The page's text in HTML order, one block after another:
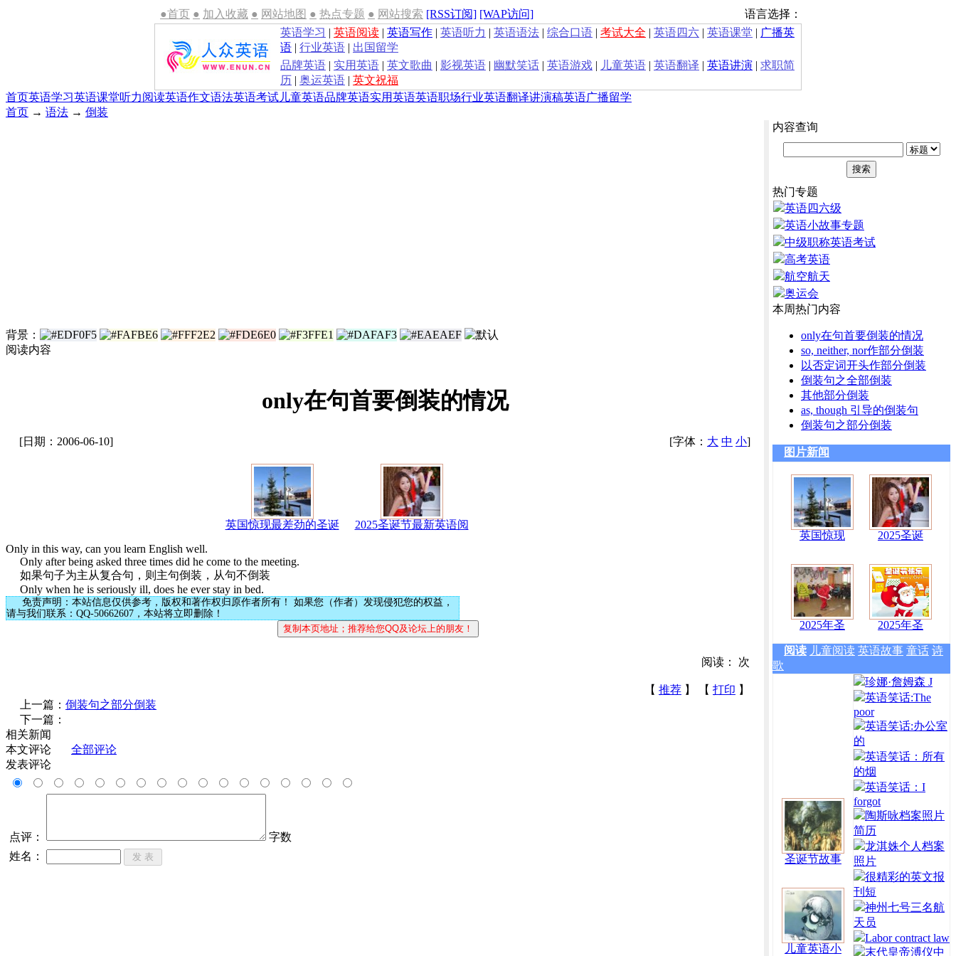
●首页 ● 加入收藏 ● 网站地图 ● 热点专题 ● 网站搜索 [RSS订阅] [WAP访问]
语言选择：
英语学习 | 英语阅读 | 英语写作 | 英语听力 | 英语语法 | 综合口语 | 考试大全 | 英语四六 | 英语课堂 | 广播英
语 | 行业英语 | 出国留学
品牌英语 | 实用英语 | 英文歌曲 | 影视英语 | 幽默笑话 | 英语游戏 | 儿童英语 | 英语翻译 | 英语讲演 | 求职简
历 | 奥运英语 | 英文祝福
首页英语学习英语课堂听力阅读英语作文语法英语考试 儿童英语品牌英语实用英语英语职场行业英语翻译讲演稿英语广播留学
首页 → 语法 → 倒装
背景：
阅读内容
only在句首要倒装的情况
[日期：2006-06-10] [字体： 大 中 小]
英国惊现最差劲的圣诞
2025圣诞节最新英语阅
Only in this way, can you learn English well.
Only after being asked three times did he come to the meeting.
如果句子为主从复合句，则主句倒装，从句不倒装
Only when he is seriously ill, does he ever stay in bed.
免责声明：本站信息仅供参考，版权和著作权归原作者所有！ 如果您（作者）发现侵犯您的权益，
请与我们联系：QQ-50662607，本站将立即删除！
阅读： 次
【 推荐 】 【 打印 】
上一篇： 倒装句之部分倒装
下一篇：
相关新闻
本文评论
全部评论
发表评论
点评：
字数
姓名：
内容查询
热门专题
英语四六级
英语小故事专题
中级职称英语考试
高考英语
航空航天
奥运会
本周热门内容
only在句首要倒装的情况
so, neither, nor作部分倒装
以否定词开头作部分倒装
倒装句之全部倒装
其他部分倒装
as, though 引导的倒装句
倒装句之部分倒装
图片新闻
英国惊现 2025圣诞
2025年圣 2025年圣
阅读 儿童阅读 英语故事 童话 诗
歌
圣诞节故事
儿童英语小
珍娜·詹姆森 J
英语笑话:The
poor
英语笑话:办公室
的
英语笑话：所有
的烟
英语笑话：I
forgot
陶斯咏档案照片
简历
龙淇姝个人档案
照片
很精彩的英文报
刊短
神州七号三名航
天员
Labor contract law
末代皇帝溥仪中